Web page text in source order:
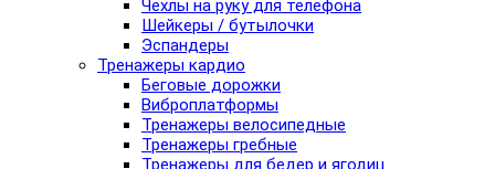
Чехлы на руку для телефона
Шейкеры / бутылочки
Эспандеры
Тренажеры кардио
Беговые дорожки
Виброплатформы
Тренажеры велосипедные
Тренажеры гребные
Тренажеры для бедер и ягодиц